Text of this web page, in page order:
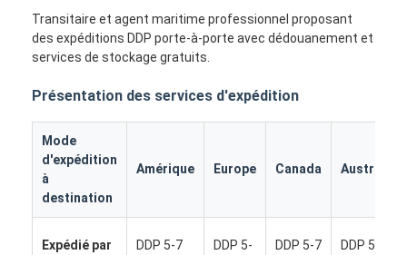
Transitaire et agent maritime professionnel proposant
des expéditions DDP porte-à-porte avec dédouanement et
services de stockage gratuits.
Présentation des services d'expédition
Mode
d'expédition
à
destination
Amérique Europe Canada Australie
Expédié par
DDP 5-7
DDP 5-
DDP 5-7
DDP 5-7